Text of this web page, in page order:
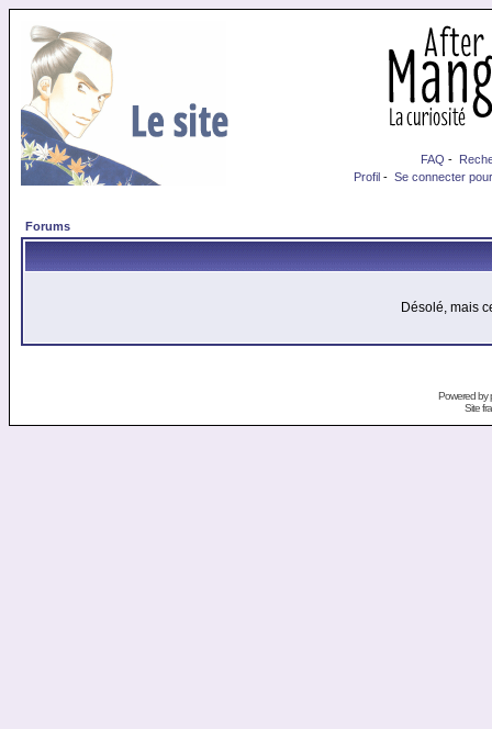
FAQ -
Profil - Se connecter
Forums
Désolé, mais
Powered by
Site